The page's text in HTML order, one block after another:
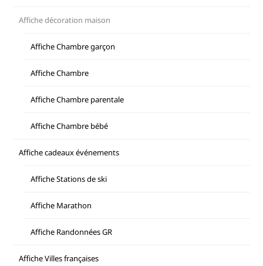
Affiche décoration maison
Affiche Chambre garçon
Affiche Chambre
Affiche Chambre parentale
Affiche Chambre bébé
Affiche cadeaux événements
Affiche Stations de ski
Affiche Marathon
Affiche Randonnées GR
Affiche Villes françaises